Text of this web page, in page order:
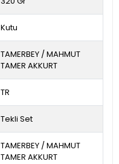
Kutu
TAMERBEY / MAHMUT
TAMER AKKURT
TR
Tekli Set
TAMERBEY / MAHMUT
TAMER AKKURT